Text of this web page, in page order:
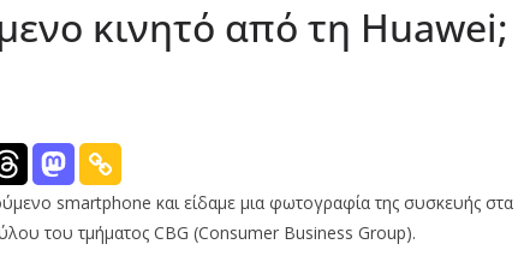
κινητό από τη Huawei;
smartphone και είδαμε μια φωτογραφία της συσκευής στα
του τμήματος CBG (Consumer Business Group).